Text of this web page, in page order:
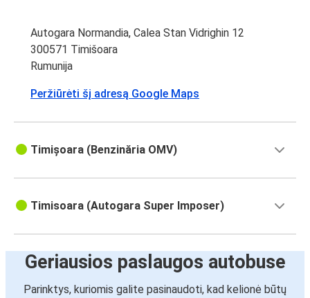
Autogara Normandia, Calea Stan Vidrighin 12
300571 Timišoara
Rumunija
Peržiūrėti šį adresą Google Maps
Timișoara (Benzinăria OMV)
Timisoara (Autogara Super Imposer)
Geriausios paslaugos autobuse
Parinktys, kuriomis galite pasinaudoti, kad kelionė būtų